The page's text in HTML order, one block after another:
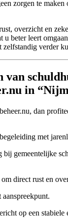
zorgen te maken
overzicht en
u beter leert
zelfstandig verder
van
in
dan
met
bij gemeentelijke
direct rust en
op een stabiele